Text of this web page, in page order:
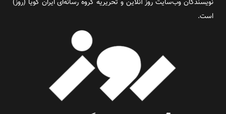
نویسندگان وب‌سایت روز آنلاین و تحریریه گروه رسانه‌ای ایران گویا (روز)
است.